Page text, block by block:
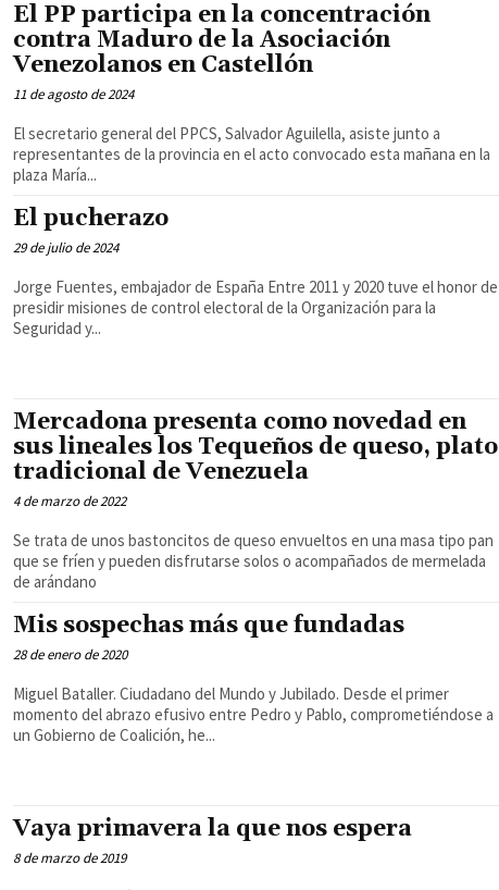
El PP participa en la concentración
contra Maduro de la Asociación
Venezolanos en Castellón
11 de agosto de 2024
El secretario general del PPCS, Salvador Aguilella, asiste junto a
representantes de la provincia en el acto convocado esta mañana en la
plaza María...
El pucherazo
29 de julio de 2024
Jorge Fuentes, embajador de España Entre 2011 y 2020 tuve el honor de
presidir misiones de control electoral de la Organización para la
Seguridad y...
Mercadona presenta como novedad en
sus lineales los Tequeños de queso, plato
tradicional de Venezuela
4 de marzo de 2022
Se trata de unos bastoncitos de queso envueltos en una masa tipo pan
que se fríen y pueden disfrutarse solos o acompañados de mermelada
de arándano
Mis sospechas más que fundadas
28 de enero de 2020
Miguel Bataller. Ciudadano del Mundo y Jubilado. Desde el primer
momento del abrazo efusivo entre Pedro y Pablo, comprometiéndose a
un Gobierno de Coalición, he...
Vaya primavera la que nos espera
8 de marzo de 2019